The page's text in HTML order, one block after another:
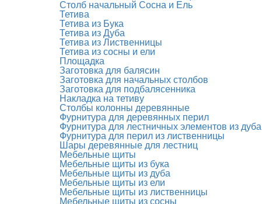
Столб начальный Сосна и Ель
Тетива
Тетива из Бука
Тетива из Дуба
Тетива из Лиственницы
Тетива из сосны и ели
Площадка
Заготовка для балясин
Заготовка для начальных столбов
Заготовка для подбалясенника
Накладка на тетиву
Столбы колонны деревянные
Фурнитура для деревянных перил
Фурнитура для лестничных элементов из дуба
Фурнитура для перил из лиственницы
Шары деревянные для лестниц
Мебельные щиты
Мебельные щиты из бука
Мебельные щиты из дуба
Мебельные щиты из ели
Мебельные щиты из лиственницы
Мебельные щиты из сосны